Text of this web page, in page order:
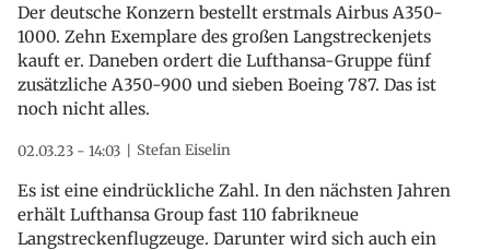
Der deutsche Konzern bestellt erstmals Airbus A350-
1000. Zehn Exemplare des großen Langstreckenjets
kauft er. Daneben ordert die Lufthansa-Gruppe fünf
zusätzliche A350-900 und sieben Boeing 787. Das ist
noch nicht alles.
02.03.23 - 14:03 Stefan Eiselin
Es ist eine eindrückliche Zahl. In den nächsten Jahren
erhält Lufthansa Group fast 110 fabrikneue
Langstreckenflugzeuge. Darunter wird sich auch ein